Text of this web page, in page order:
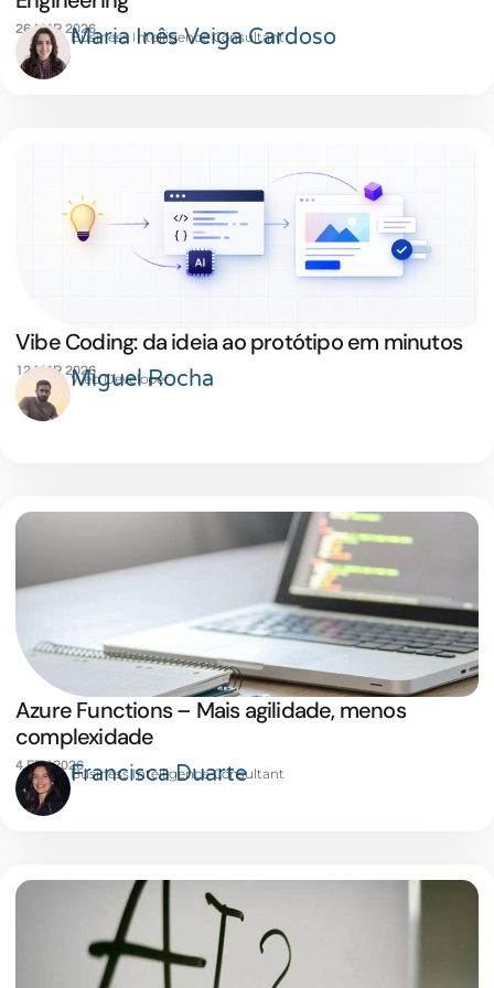
26 MAR 2026Maria Inês Veiga Cardoso
Business Intelligence Consultant
Vibe Coding: da ideia ao protótipo em minutos
12 MAR 2026Miguel Rocha
Web Developer
Azure Functions – Mais agilidade, menos
complexidade
4 FEV 2026Francisca Duarte
Business Intelligence Consultant